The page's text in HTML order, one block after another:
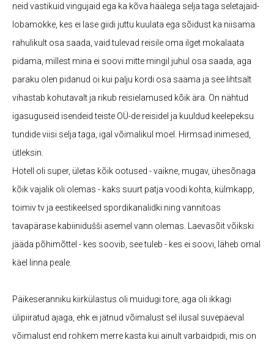
neid vastikuid vingujaid ega ka kõva häälega selja taga seletajaid-
lobamokke, kes ei lase giidi juttu kuulata ega sõidust ka niisama
rahulikult osa saada, vaid tulevad reisile oma ilget mokalaata
pidama, millest mina ei soovi mitte mingil juhul osa saada, aga
paraku olen pidanud oi kui palju kordi osa saama ja see lihtsalt
vihastab kohutavalt ja rikub reisielamused kõik ära. On nähtud
igasuguseid isendeid teiste OÜ-de reisidel ja kuuldud keelepeksu
tundide viisi selja taga, igal võimalikul moel. Hirmsad inimesed,
ütleksin.
Hotell oli super, ületas kõik ootused - vaikne, mugav, ühesõnaga
kõik vajalik oli olemas - kaks suurt patja voodi kohta, külmkapp,
toimiv tv ja eestikeelsed spordikanalidki ning vannitoas
tavapärase kabiinidušši asemel vann olemas. Laevasõit võikski
jääda põhimõttel - kes soovib, see tuleb - kes ei soovi, läheb omal
käel linna peale.
Päikeseranniku kiirkülastus oli muidugi tore, aga oli ikkagi
ülipiiratud ajaga, ehk ei jätnud võimalust sel ilusal suvepäeval
võimalust end rohkem merre kasta kui ainult varbaidpidi, mis on